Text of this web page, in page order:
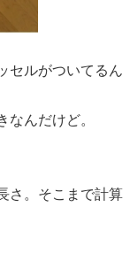
セルがついてるん
なんだけど。
さ。そこまで計算